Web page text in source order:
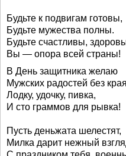
Будьте к подвигам готовы,
Будьте мужества полны.
Будьте счастливы,
Вы — опора всей страны!
В День защитника желаю
Мужских радостей без
Лодку, удочку, пивка,
И сто граммов для рывка!
Пусть деньжата шелестят,
Милка дарит нежный